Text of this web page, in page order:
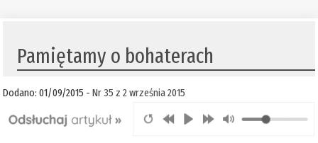
Pamiętamy o bohaterach
Dodano: 01/09/2015 -Nr 35 z 2 września 2015